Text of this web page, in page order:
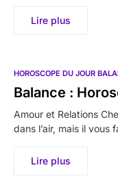
Lire plus
HOROSCOPE DU JOUR
Balance :
Amour et Relations
dans l’air, mais il
Lire plus